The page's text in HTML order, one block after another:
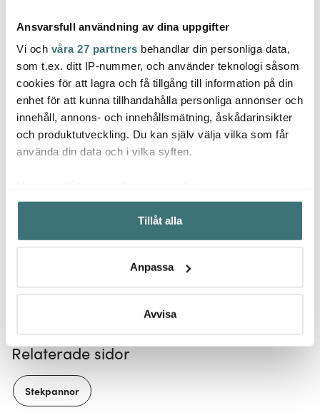
Ansvarsfull användning av dina uppgifter
Vi och våra 27 partners behandlar din personliga data,
som t.ex. ditt IP-nummer, och använder teknologi såsom
cookies för att lagra och få tillgång till information på din
enhet för att kunna tillhandahålla personliga annonser och
innehåll, annons- och innehållsmätning, åskådarinsikter
och produktutveckling. Du kan själv välja vilka som får
använda din data och i vilka syften.
Samla in information om din geografiska plats som
kan ha en noggrannhet på upp till flera meter
Identifiera din enhet genom att aktivt skanna den för
Ta reda på mer om hur dina personliga uppgifter
Du kan ändra eller dra tillbaka ditt samtycke när som
Vi använder cookies för att innehållet och annonserna
ska anpassas efter det som vi tror att du tycker om. Det
gör också att vi kan analysera vår trafik och göra
Tillåt alla
Anpassa
Avvisa
Samuel Groves
Serveware
minikastrullset 3 delar 9
cm koppar
4499 kr
Samuel Groves
Serveware minigrytset
3 delar 9 cm koppar
4799 kr
Låt dig inspireras av våra kunder
Relaterade sidor
Stekpannor